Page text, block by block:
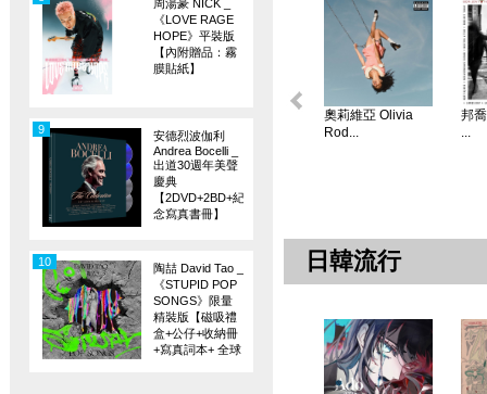
周湯豪 NICK _
《LOVE RAGE
HOPE》平裝版
【內附贈品：霧
膜貼紙】
安德烈波伽利
Andrea Bocelli _
出道30週年美聲
慶典
【2DVD+2BD+紀
念寫真書冊】
9
陶喆 David Tao _
《STUPID POP
SONGS》限量
精裝版【磁吸禮
盒+公仔+收納冊
+寫真詞本+ 全球
10
奧莉維亞 Olivia
Rod...
邦
...
日韓流行